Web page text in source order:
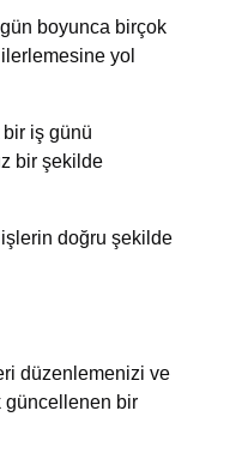
boyunca birçok
yol
bir iş günü
bir şekilde
işlerin doğru şekilde
düzenlemenizi ve
güncellenen bir